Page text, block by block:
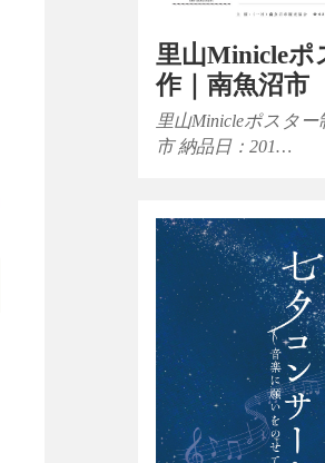
里山Minicleポ
作｜南魚沼市
里山Minicleポスター
市 納品日：201…